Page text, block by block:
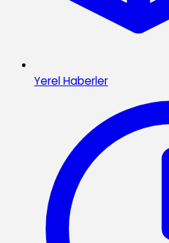
Yerel Haberler